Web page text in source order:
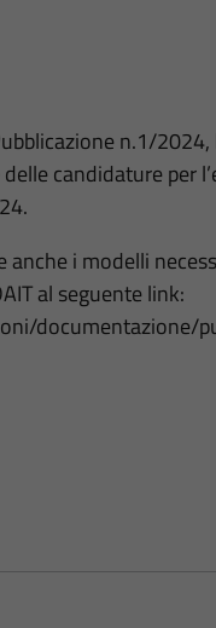
n.1/
candidature per
anche i modelli
al seguente link:
documentazione/